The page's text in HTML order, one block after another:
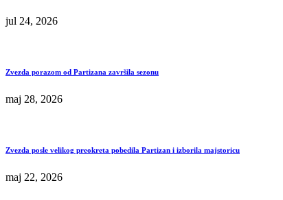
jul 24, 2026
Zvezda porazom od Partizana završila sezonu
maj 28, 2026
Zvezda posle velikog preokreta pobedila Partizan i izborila majstoricu
maj 22, 2026